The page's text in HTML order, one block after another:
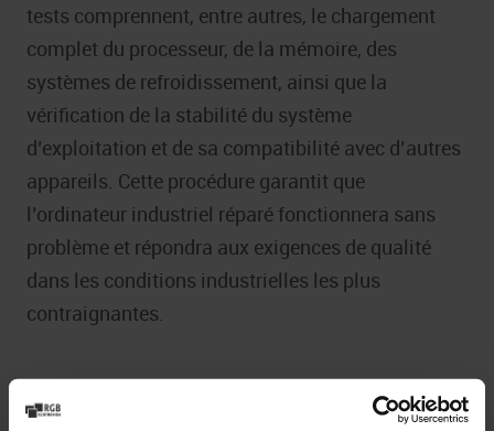
tests comprennent, entre autres, le chargement
complet du processeur, de la mémoire, des
systèmes de refroidissement, ainsi que la
vérification de la stabilité du système
d’exploitation et de sa compatibilité avec d’autres
appareils. Cette procédure garantit que
l’ordinateur industriel réparé fonctionnera sans
problème et répondra aux exigences de qualité
dans les conditions industrielles les plus
contraignantes.